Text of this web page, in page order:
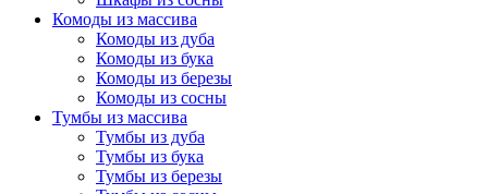
Комоды из массива
Комоды из дуба
Комоды из бука
Комоды из березы
Комоды из сосны
Тумбы из массива
Тумбы из дуба
Тумбы из бука
Тумбы из березы